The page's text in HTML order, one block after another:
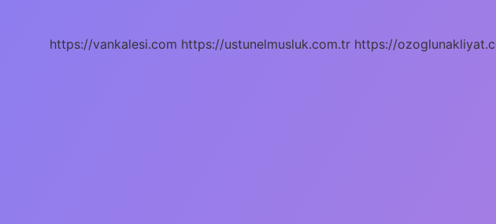
https://vankalesi.com https://ustunelmusluk.com.tr https://